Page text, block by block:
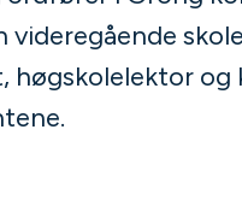
videregående
høgskolelektor